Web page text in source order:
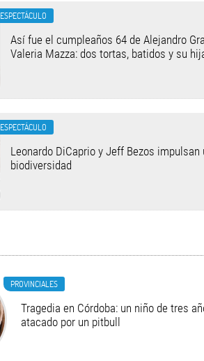
ESPECTÁCULO
Así fue el cumpleaños 64 de Alejandro
Valeria Mazza: dos tortas, batidos y su
ESPECTÁCULO
Leonardo DiCaprio y Jeff Bezos
biodiversidad
PROVINCIALES
Tragedia en Córdoba: un niño de tres
atacado por un pitbull